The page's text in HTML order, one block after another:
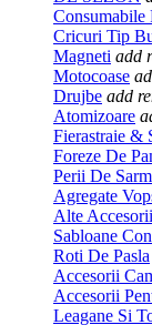
Cricuri Tip
Magneti add
Motocoase
Drujbe add
Atomizoare
Fierastraie &
Foreze De
Perii De
Agregate
Alte Accesorii
Sabloane
Roti De Pasla
Accesorii
Accesorii
Leagane Si